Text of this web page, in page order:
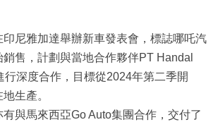
印尼雅加達舉辦新車發表會，標誌哪吒汽
售，計劃與當地合作夥伴PT Handal
行深度合作，目標從2024年第二季開
生產。
與馬來西亞Go Auto集團合作，交付了